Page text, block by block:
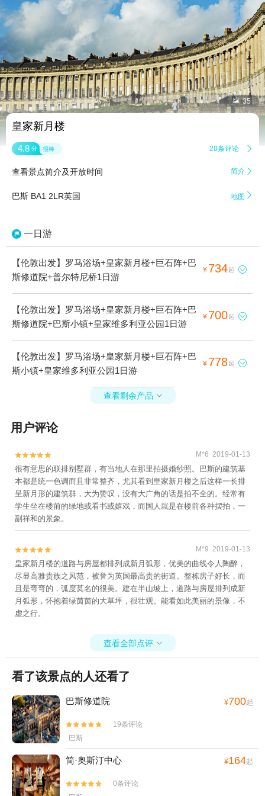
 35
皇家新月楼
4.8 分 很棒 20条评论 
查看景点简介及开放时间 简介 
巴斯 BA1 2LR英国 地图 
一日游
【伦敦出发】罗马浴场+皇家新月楼+巨石阵+巴
斯修道院+普尔特尼桥1日游
¥ 734起 
【伦敦出发】罗马浴场+皇家新月楼+巨石阵+巴
斯修道院+巴斯小镇+皇家维多利亚公园1日游
¥ 700起 
【伦敦出发】罗马浴场+皇家新月楼+巨石阵+巴
斯小镇+皇家维多利亚公园1日游
¥ 778起 
查看剩余产品 
用户评论

 M*6 2019-01-13
很有意思的联排别墅群，有当地人在那里拍摄婚纱照。巴斯的建筑基
本都是统一色调而且非常整齐，尤其看到皇家新月楼之后这样一长排
呈新月形的建筑群，大为赞叹，没有大广角的话是拍不全的。经常有
学生坐在楼前的绿地或看书或嬉戏，而国人就是在楼前各种摆拍，一
副祥和的景象。

 M*9 2019-01-13
皇家新月楼的道路与房屋都排列成新月弧形，优美的曲线令人陶醉，
尽显高雅贵族之风范，被誉为英国最高贵的街道。整栋房子好长，而
且是弯弯的，弧度莫名的很美。建在半山坡上，道路与房屋排列成新
月弧形，怀抱着绿茵茵的大草坪，很壮观。能看如此美丽的景像，不
虚之行。
查看全部点评 
看了该景点的人还看了
巴斯修道院 ¥700起


19条评论
巴斯
简·奥斯汀中心 ¥164起


0条评论
